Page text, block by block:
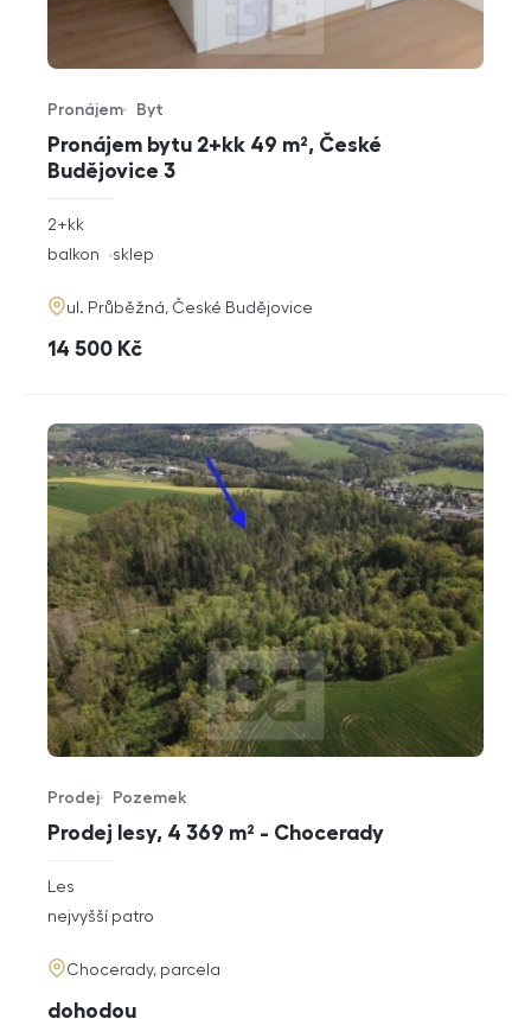
Pronájem bytu 2+kk 49 m², České
Budějovice 3
Typ nabídky
Pronájem
Typ nemovitosti
Byt
rozměry
2+kk
funkce
balkon sklep
adresa
ul. Průběžná, České Budějovice
cena
14 500 Kč
Prodej lesy, 4 369 m² - Chocerady
Typ nabídky
Prodej
Typ nemovitosti
Pozemek
rozměry
Les
funkce
nejvyšší patro
adresa
Chocerady, parcela
cena
dohodou